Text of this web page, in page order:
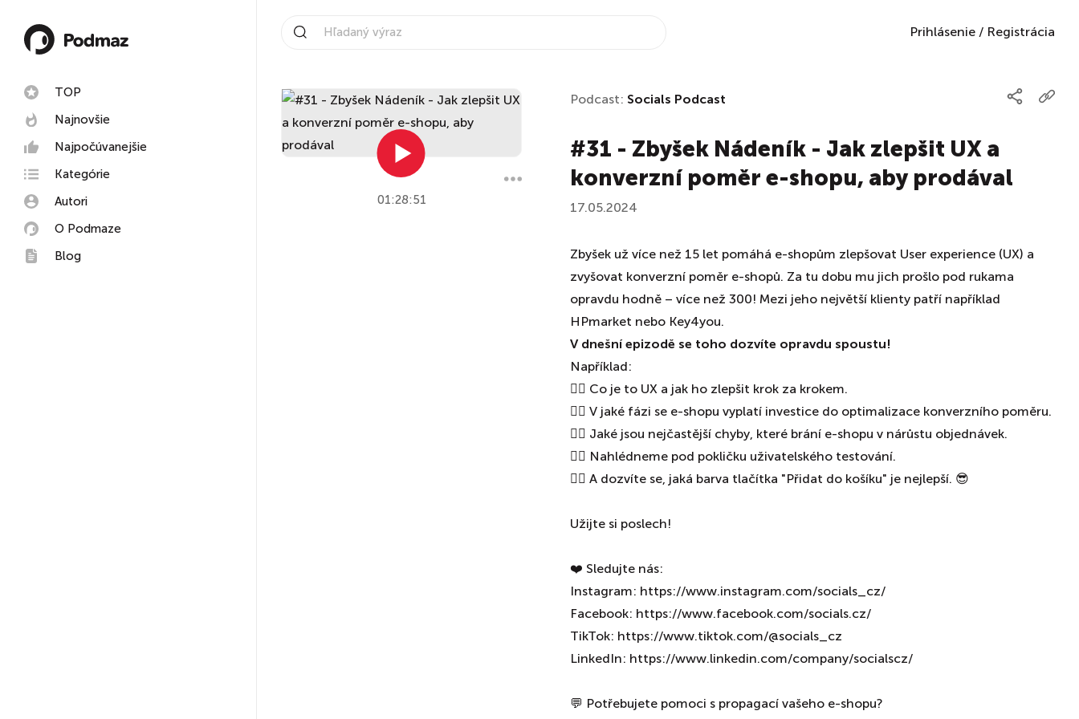
TOP
Najnovšie
Najpočúvanejšie
Kategórie
Autori
O Podmaze
Blog
Prihlásenie / Registrácia
01:28:51
Podcast: Socials Podcast
#31 - Zbyšek Nádeník - Jak zlepšit UX a
konverzní poměr e-shopu, aby prodával
17.05.2024
Zbyšek už více než 15 let pomáhá e-shopům zlepšovat User experience (UX) a
zvyšovat konverzní poměr e-shopů. Za tu dobu mu jich prošlo pod rukama
opravdu hodně – více než 300! Mezi jeho největší klienty patří například
HPmarket nebo Key4you.
V dnešní epizodě se toho dozvíte opravdu spoustu!
Například:
👉🏼 Co je to UX a jak ho zlepšit krok za krokem.
👉🏼 V jaké fázi se e-shopu vyplatí investice do optimalizace konverzního poměru.
👉🏼 Jaké jsou nejčastější chyby, které brání e-shopu v nárůstu objednávek.
👉🏼 Nahlédneme pod pokličku uživatelského testování.
👉🏼 A dozvíte se, jaká barva tlačítka "Přidat do košíku" je nejlepší. 😎
Užijte si poslech!
❤️ Sledujte nás:
Instagram: ⁠⁠⁠⁠⁠⁠⁠⁠https://www.instagram.com/socials_cz/⁠⁠⁠⁠⁠⁠⁠⁠⁠⁠⁠⁠
Facebook: ⁠⁠⁠⁠⁠⁠⁠⁠⁠⁠⁠⁠https://www.facebook.com/socials.cz/⁠⁠⁠⁠⁠⁠⁠⁠⁠⁠⁠⁠
TikTok: ⁠⁠⁠⁠⁠⁠⁠⁠⁠⁠⁠⁠https://www.tiktok.com/@socials_cz
⁠⁠⁠⁠⁠⁠⁠⁠⁠⁠⁠⁠LinkedIn: ⁠⁠⁠⁠⁠⁠⁠⁠⁠⁠⁠⁠https://www.linkedin.com/company/socialscz/⁠⁠⁠⁠⁠⁠⁠⁠⁠⁠⁠⁠
💬 Potřebujete pomoci s propagací vašeho e-shopu?